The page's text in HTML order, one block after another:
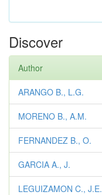
Discover
Author
ARANGO B., L.G.
MORENO B., A.M.
FERNANDEZ B., O.
GARCIA A., J.
LEGUIZAMON C., J.E.